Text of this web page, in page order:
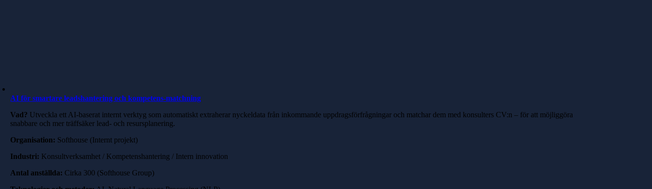
AI för smartare leadshantering och kompetens-matchning
Vad? Utveckla ett AI-baserat internt verktyg som automatiskt extraherar nyckeldata från inkommande uppdragsförfrågningar och matchar dem med konsulters CV:n – för att möjliggöra
snabbare och mer träffsäker lead- och resursplanering.
Organisation: Softhouse (Internt projekt)
Industri: Konsultverksamhet / Kompetenshantering / Intern innovation
Antal anställda: Cirka 300 (Softhouse Group)